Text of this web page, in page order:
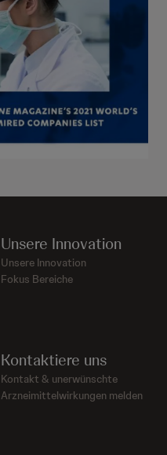
Unsere Innovation
Unsere Innovation
Fokus Bereiche
Kontaktiere uns
Kontakt & unerwünschte
Arzneimittelwirkungen melden